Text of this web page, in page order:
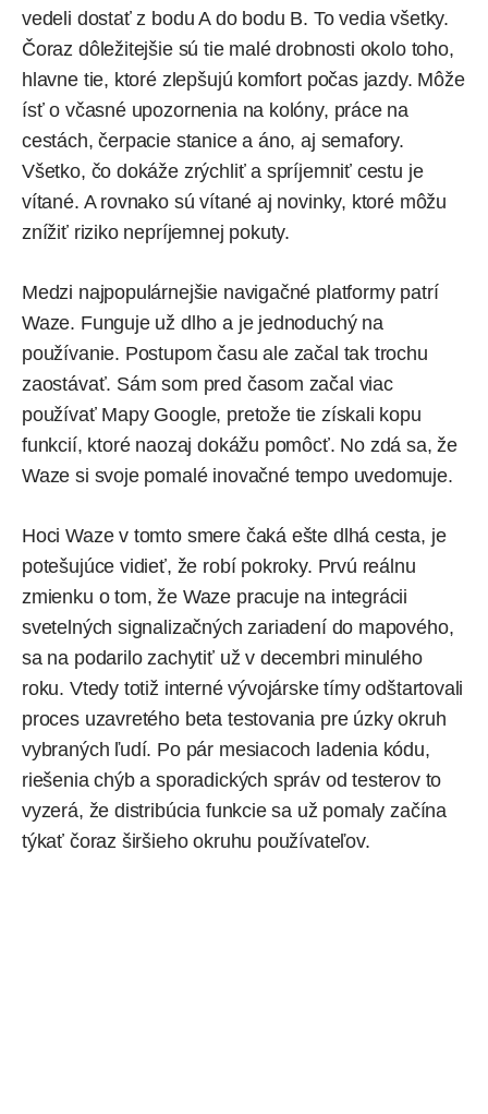
vedeli dostať z bodu A do bodu B. To vedia všetky.
Čoraz dôležitejšie sú tie malé drobnosti okolo toho,
hlavne tie, ktoré zlepšujú komfort počas jazdy. Môže
ísť o včasné upozornenia na kolóny, práce na
cestách, čerpacie stanice a áno, aj semafory.
Všetko, čo dokáže zrýchliť a spríjemniť cestu je
vítané. A rovnako sú vítané aj novinky, ktoré môžu
znížiť riziko nepríjemnej pokuty.
Medzi najpopulárnejšie navigačné platformy patrí
Waze. Funguje už dlho a je jednoduchý na
používanie. Postupom času ale začal tak trochu
zaostávať. Sám som pred časom začal viac
používať Mapy Google, pretože tie získali kopu
funkcií, ktoré naozaj dokážu pomôcť. No zdá sa, že
Waze si svoje pomalé inovačné tempo uvedomuje.
Hoci Waze v tomto smere čaká ešte dlhá cesta, je
potešujúce vidieť, že robí pokroky. Prvú reálnu
zmienku o tom, že Waze pracuje na integrácii
svetelných signalizačných zariadení do mapového,
sa na podarilo zachytiť už v decembri minulého
roku. Vtedy totiž interné vývojárske tímy odštartovali
proces uzavretého beta testovania pre úzky okruh
vybraných ľudí. Po pár mesiacoch ladenia kódu,
riešenia chýb a sporadických správ od testerov to
vyzerá, že distribúcia funkcie sa už pomaly začína
týkať čoraz širšieho okruhu používateľov.